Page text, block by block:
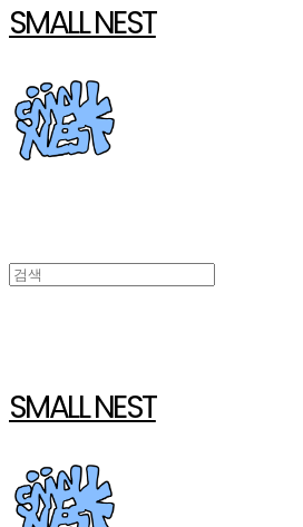
SMALL NEST
SMALL NEST